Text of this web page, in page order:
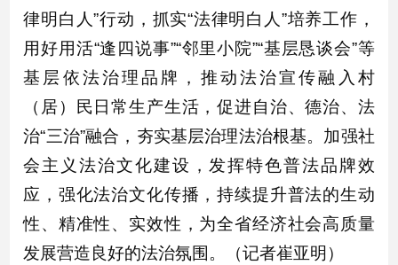
律明白人”行动，抓实“法律明白人”培养工作，
用好用活“逢四说事”“邻里小院”“基层恳谈会”等
基层依法治理品牌，推动法治宣传融入村
（居）民日常生产生活，促进自治、德治、法
治“三治”融合，夯实基层治理法治根基。加强社
会主义法治文化建设，发挥特色普法品牌效
应，强化法治文化传播，持续提升普法的生动
性、精准性、实效性，为全省经济社会高质量
发展营造良好的法治氛围。（记者崔亚明）